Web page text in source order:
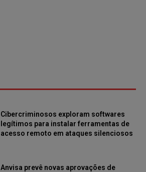
Cibercriminosos exploram softwares
legítimos para instalar ferramentas de
acesso remoto em ataques silenciosos
Anvisa prevê novas aprovações de